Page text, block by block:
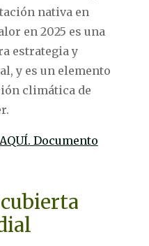
nativa en
en 2025 es una
estrategia y
y es un elemento
climática de
Documento